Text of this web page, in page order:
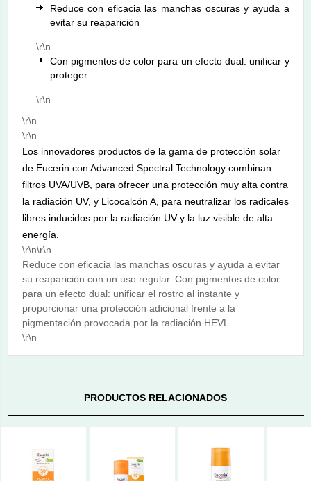
Reduce con eficacia las manchas oscuras y ayuda a
evitar su reaparición
\r\n
Con pigmentos de color para un efecto dual: unificar y
proteger
\r\n
\r\n
\r\n
Los innovadores productos de la gama de protección solar
de Eucerin con Advanced Spectral Technology combinan
filtros UVA/UVB, para ofrecer una protección muy alta contra
la radiación UV, y Licocalcón A, para neutralizar los radicales
libres inducidos por la radiación UV y la luz visible de alta
energía.
\r\n\r\n
Reduce con eficacia las manchas oscuras y ayuda a evitar
su reaparición con un uso regular. Con pigmentos de color
para un efecto dual: unificar el rostro al instante y
proporcionar una protección adicional frente a la
pigmentación provocada por la radiación HEVL.
\r\n
PRODUCTOS RELACIONADOS